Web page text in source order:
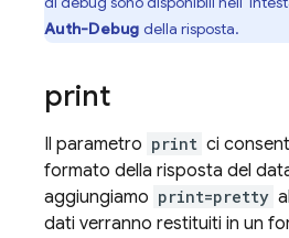
Auth-Debug della risposta.
print
Il parametro print ci
formato della risposta del
aggiungiamo print=pretty
dati verranno restituiti in un